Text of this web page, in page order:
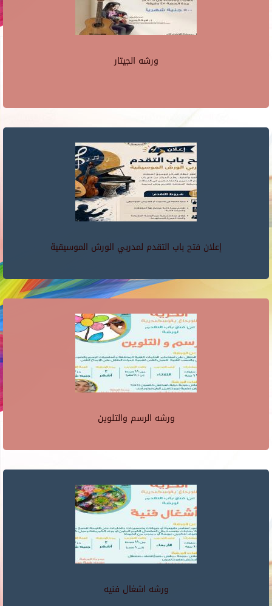
ورشه الجيتار
إعلان فتح باب التقدم لمدربي الورش الموسيقية
ورشه الرسم والتلوين
ورشه اشغال فنيه